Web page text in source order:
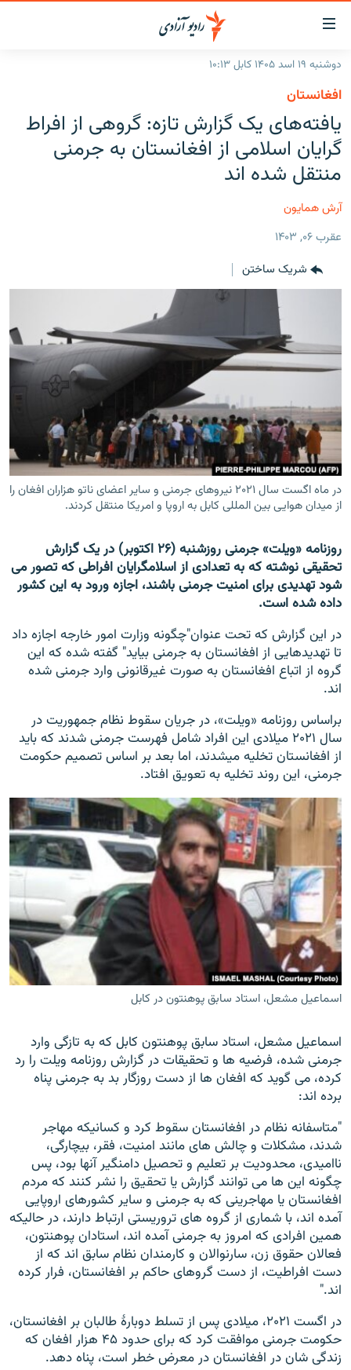
لینک‌های
قابل
دسترسی
به
متن
اصلی
بازگشت
اصلی
صفحه
جستجو
گزارش‌ها
افغانستان
منطقه
خبرها
افغانستان
جدول نشرات
ورزش
بحران مهاجرت
تماس
صفحه پشتو
Azadi English
به ما بپیوندید
همۀ سایت‌های رادیو آزادی/ رادیو اروپای آزاد
دوشنبه ۱۹ اسد ۱۴۰۵ کابل ۱۰:۱۳
افغانستان
یافته‌های یک گزارش تازه: گروهی از افراط
گرایان اسلامی از افغانستان به جرمنی
منتقل شده اند
آرش همایون
عقرب ۰۶, ۱۴۰۳
شریک ساختن
در ماه اگست سال ۲۰۲۱ نیروهای جرمنی و سایر اعضای ناتو هزاران افغان را
از میدان هوایی بین المللی کابل به اروپا و امریکا منتقل کردند.
روزنامه «ویلت» جرمنی روزشنبه (۲۶ اکتوبر) در یک گزارش
تحقیقی نوشته که به تعدادی از اسلامگرایان افراطی که تصور می
شود تهدیدی برای امنیت جرمنی باشند، اجازه ورود به این کشور
داده شده است.
در این گزارش که تحت عنوان"چگونه وزارت امور خارجه اجازه داد
تا تهدیدهایی از افغانستان به جرمنی بیاید" گفته شده که این
گروه از اتباع افغانستان به صورت غیرقانونی وارد جرمنی شده
اند.
براساس روزنامه «ویلت»، در جریان سقوط نظام جمهوریت در
سال ۲۰۲۱ میلادی این افراد شامل فهرست جرمنی شدند که باید
از افغانستان تخلیه میشدند، اما بعد بر اساس تصمیم حکومت
جرمنی، این روند تخلیه به تعویق افتاد.
اسماعیل مشعل، استاد سابق پوهنتون در کابل
اسماعیل مشعل، استاد سابق پوهنتون کابل که به تازگی وارد
جرمنی شده، فرضیه ها و تحقیقات در گزارش روزنامه ویلت را رد
کرده، می گوید که افغان ها از دست روزگار بد به جرمنی پناه
برده اند:
"متاسفانه نظام در افغانستان سقوط کرد و کسانیکه مهاجر
شدند، مشکلات و چالش های مانند امنیت، فقر، بیچارگی،
ناامیدی، محدودیت بر تعلیم و تحصیل دامنگیر آنها بود، پس
چگونه این ها می توانند گزارش یا تحقیق را نشر کنند که مردم
افغانستان یا مهاجرینی که به جرمنی و سایر کشورهای اروپایی
آمده اند، با شماری از گروه های تروریستی ارتباط دارند، در حالیکه
همین افرادی که امروز به جرمنی آمده اند، استادان پوهنتون،
فعالان حقوق زن، سارنوالان و کارمندان نظام سابق اند که از
دست افراطیت، از دست گروهای حاکم بر افغانستان، فرار کرده
اند."
در اگست ۲۰۲۱، میلادی پس از تسلط دوبارۀ طالبان بر افغانستان،
حکومت جرمنی موافقت کرد که برای حدود ۴۵ هزار افغان که
زندگی شان در افغانستان در معرض خطر است، پناه دهد.